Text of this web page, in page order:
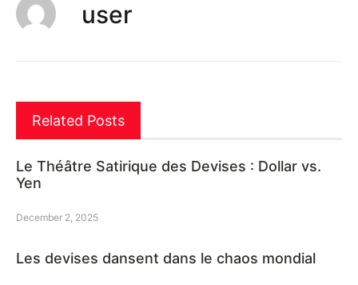
user
Related Posts
Le Théâtre Satirique des Devises : Dollar vs.
Yen
December 2, 2025
Les devises dansent dans le chaos mondial